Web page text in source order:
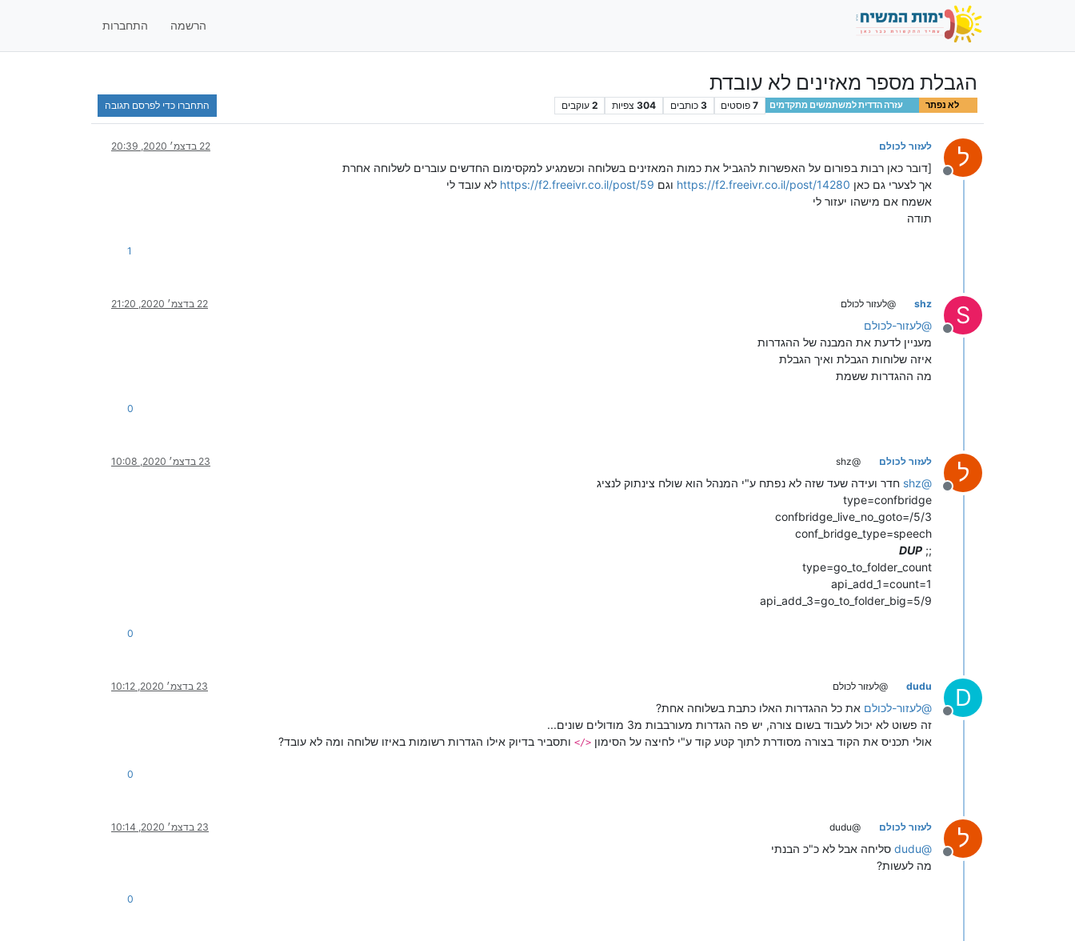
הרשמה התחברות
הגבלת מספר מאזינים לא עובדת
לא נפתר עזרה הדדית למשתמשים מתקדמים 7 פוסטים 3 כותבים 304 צפיות 2 עוקבים התחברו כדי לפרסם תגובה
ל
מנותק
לעזור לכולם 22 בדצמ׳ 2020, 20:39
[דובר כאן רבות בפורום על האפשרות להגביל את כמות המאזינים בשלוחה וכשמגיע למקסימום החדשים עוברים לשלוחה אחרת
אך לצערי גם כאן https://f2.freeivr.co.il/post/14280 וגם https://f2.freeivr.co.il/post/59 לא עובד לי
אשמח אם מישהו יעזור לי
תודה
1
S
מנותק
shz @לעזור לכולם 22 בדצמ׳ 2020, 21:20
@לעזור-לכולם
מעניין לדעת את המבנה של ההגדרות
איזה שלוחות הגבלת ואיך הגבלת
מה ההגדרות ששמת
0
ל
מנותק
לעזור לכולם @shz 23 בדצמ׳ 2020, 10:08
@
shz חדר ועידה שעד שזה לא נפתח ע"י המנהל הוא שולח צינתוק לנציג
type=confbridge
confbridge_live_no_goto=/5/3
conf_bridge_type=speech
;;
DUP
type=go_to_folder_count
api_add_1=count=1
api_add_3=go_to_folder_big=5/9
0
D
מנותק
dudu @לעזור לכולם 23 בדצמ׳ 2020, 10:12
@לעזור-לכולם את כל ההגדרות האלו כתבת בשלוחה אחת?
זה פשוט לא יכול לעבוד בשום צורה, יש פה הגדרות מעורבבות מ3 מודולים שונים...
אולי תכניס את הקוד בצורה מסודרת לתוך קטע קוד ע"י לחיצה על הסימון </> ותסביר בדיוק אילו הגדרות רשומות באיזו שלוחה ומה לא עובד?
0
ל
מנותק
לעזור לכולם @dudu 23 בדצמ׳ 2020, 10:14
@
dudu סליחה אבל לא כ"כ הבנתי
מה לעשות?
0